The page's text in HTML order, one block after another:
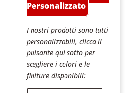
Personalizzato
I nostri prodotti sono tutti
personalizzabili, clicca il
pulsante qui sotto per
scegliere i colori e le
finiture disponibili: